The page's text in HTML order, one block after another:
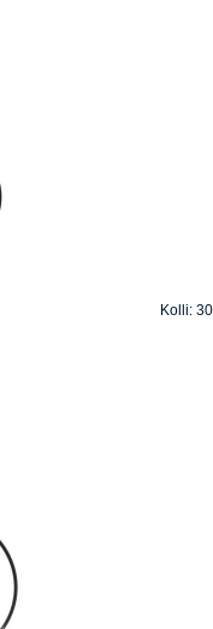
Kolli: 30